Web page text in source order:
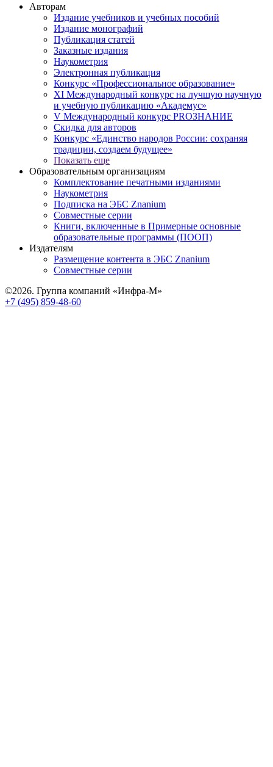
Авторам
Издание учебников и учебных пособий
Издание монографий
Публикация статей
Заказные издания
Наукометрия
Электронная публикация
Конкурс «Профессиональное образование»
XI Международный конкурс на лучшую научную
и учебную публикацию «Академус»
V Международный конкурс PROЗНАНИЕ
Скидка для авторов
Конкурс «Единство народов России: сохраняя
традиции, создаем будущее»
Показать еще
Образовательным организациям
Комплектование печатными изданиями
Наукометрия
Подписка на ЭБС Znanium
Совместные серии
Книги, включенные в Примерные основные
образовательные программы (ПООП)
Издателям
Размещение контента в ЭБС Znanium
Совместные серии
©2026. Группа компаний «Инфра-М»
+7 (495) 859-48-60